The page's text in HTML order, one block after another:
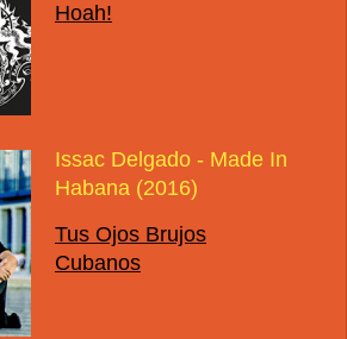
Hoah!
Issac Delgado - Made In
Habana (2016)
Tus Ojos Brujos
Cubanos